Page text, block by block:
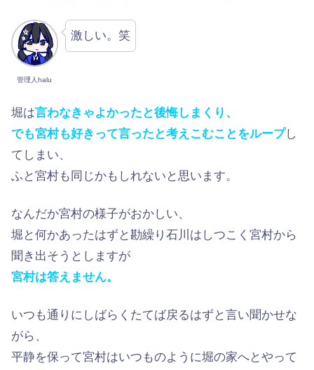
管理人halu
激しい。笑
堀は言わなきゃよかったと後悔しまくり、
でも宮村も好きって言ったと考えこむことをループし
てしまい、
ふと宮村も同じかもしれないと思います。
なんだか宮村の様子がおかしい、
堀と何かあったはずと勘繰り石川はしつこく宮村から
聞き出そうとしますが
宮村は答えません。
いつも通りにしばらくたてば戻るはずと言い聞かせな
がら、
平静を保って宮村はいつものように堀の家へとやって